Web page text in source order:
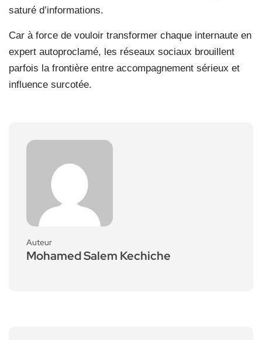
saturé d’informations.
Car à force de vouloir transformer chaque internaute en
expert autoproclamé, les réseaux sociaux brouillent
parfois la frontière entre accompagnement sérieux et
influence surcotée.
Auteur
Mohamed Salem Kechiche